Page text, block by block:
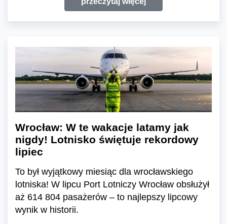
Wrocław: W te wakacje latamy jak
nigdy! Lotnisko świętuje rekordowy
lipiec
To był wyjątkowy miesiąc dla wrocławskiego
lotniska! W lipcu Port Lotniczy Wrocław obsłużył
aż 614 804 pasażerów – to najlepszy lipcowy
wynik w historii.